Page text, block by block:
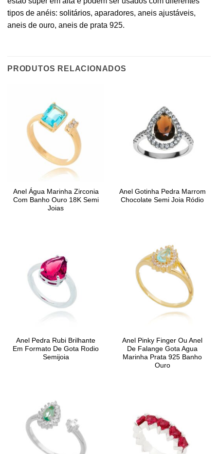
tipos de anéis: solitários, aparadores, aneis ajustáveis,
aneis de ouro, aneis de prata 925.
PRODUTOS RELACIONADOS
Anel Água Marinha Zirconia
Com Banho Ouro 18K Semi
Joias
Anel Gotinha Pedra Marrom
Chocolate Semi Joia Ródio
Anel Pedra Rubi Brilhante
Em Formato De Gota Rodio
Semijoia
Anel Pinky Finger Ou Anel
De Falange Gota Agua
Marinha Prata 925 Banho
Ouro